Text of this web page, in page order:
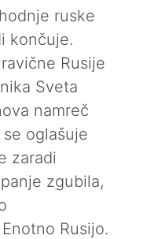
ruske
končuje.
Rusije
Sveta
namreč
oglašuje
zaradi
zgubila,
Rusijo.